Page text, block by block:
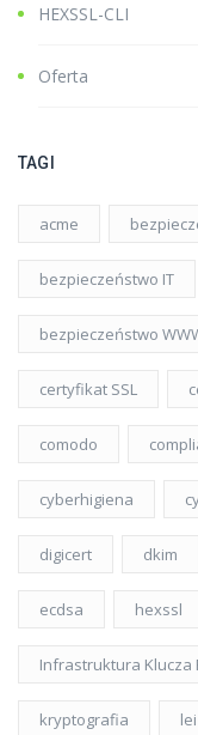
HEXSSL-CLI
Oferta
TAGI
acme
bezpieczeństwo IT
bezpieczeństwo
certyfikat SSL
comodo
cyberhigiena
digicert dkim
ecdsa hexssl
Infrastruktura Klucza
kryptografia lei